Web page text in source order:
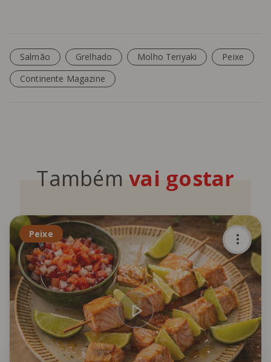
Salmão Grelhado Molho Teriyaki
Peixe
Continente Magazine
Tambémvai gostar
Peixe